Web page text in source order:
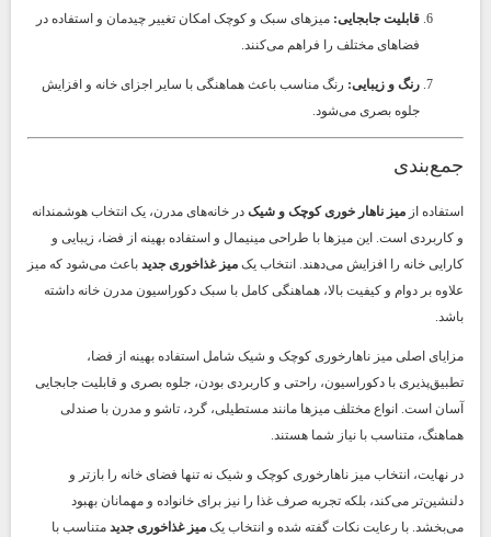
قابلیت جابجایی: میزهای سبک و کوچک امکان تغییر چیدمان و استفاده در
فضاهای مختلف را فراهم می‌کنند.
رنگ و زیبایی: رنگ مناسب باعث هماهنگی با سایر اجزای خانه و افزایش
جلوه بصری می‌شود.
جمع‌بندی
استفاده از میز ناهار خوری کوچک و شیک در خانه‌های مدرن، یک انتخاب هوشمندانه
و کاربردی است. این میزها با طراحی مینیمال و استفاده بهینه از فضا، زیبایی و
کارایی خانه را افزایش می‌دهند. انتخاب یک میز غذاخوری جدید باعث می‌شود که میز
علاوه بر دوام و کیفیت بالا، هماهنگی کامل با سبک دکوراسیون مدرن خانه داشته
باشد.
مزایای اصلی میز ناهارخوری کوچک و شیک شامل استفاده بهینه از فضا،
تطبیق‌پذیری با دکوراسیون، راحتی و کاربردی بودن، جلوه بصری و قابلیت جابجایی
آسان است. انواع مختلف میزها مانند مستطیلی، گرد، تاشو و مدرن با صندلی
هماهنگ، متناسب با نیاز شما هستند.
در نهایت، انتخاب میز ناهارخوری کوچک و شیک نه تنها فضای خانه را بازتر و
دلنشین‌تر می‌کند، بلکه تجربه صرف غذا را نیز برای خانواده و مهمانان بهبود
می‌بخشد. با رعایت نکات گفته شده و انتخاب یک میز غذاخوری جدید متناسب با